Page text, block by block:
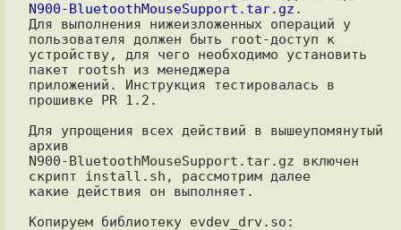
N900-BluetoothMouseSupport.tar.gz .
Для выполнения нижеизложенных операций у
пользователя должен быть root-доступ к
устройству, для чего необходимо установить
пакет rootsh из менеджера
приложений. Инструкция тестировалась в
прошивке PR 1.2.
Для упрощения всех действий в вышеупомянутый
архив
N900-BluetoothMouseSupport.tar.gz включен
скрипт install.sh, рассмотрим далее
какие действия он выполняет.
Копируем библиотеку evdev_drv.so: